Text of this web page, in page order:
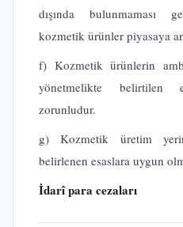
dışında bulunmaması
kozmetik ürünler piyasaya
f) Kozmetik ürünlerin
yönetmelikte belirtilen
zorunludur.
g) Kozmetik üretim
belirlenen esaslara uygun
İdarî para cezaları